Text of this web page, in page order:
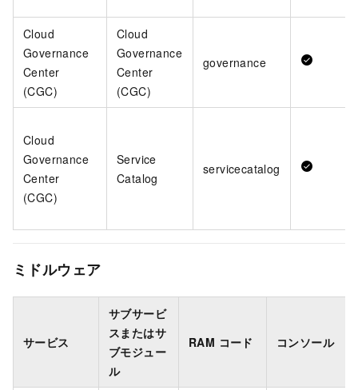
Cloud
Governance
Center
(CGC)
Cloud
Governance
Center
(CGC)
governance
Cloud
Governance
Center
(CGC)
Service
Catalog
servicecatalog
ミドルウェア
サービス
サブサービ
スまたはサ
ブモジュー
ル
RAM コード コンソール